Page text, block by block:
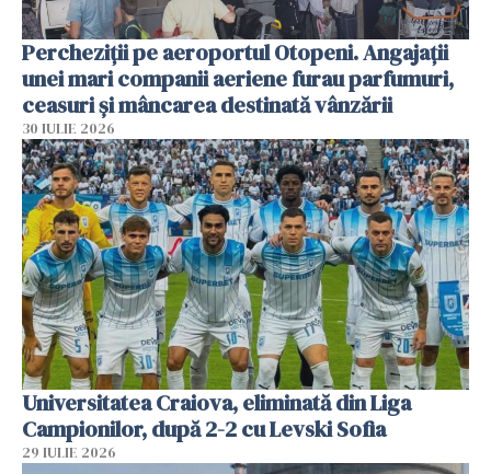
Percheziții pe aeroportul Otopeni. Angajații
unei mari companii aeriene furau parfumuri,
ceasuri și mâncarea destinată vânzării
30 IULIE 2026
Universitatea Craiova, eliminată din Liga
Campionilor, după 2-2 cu Levski Sofia
29 IULIE 2026